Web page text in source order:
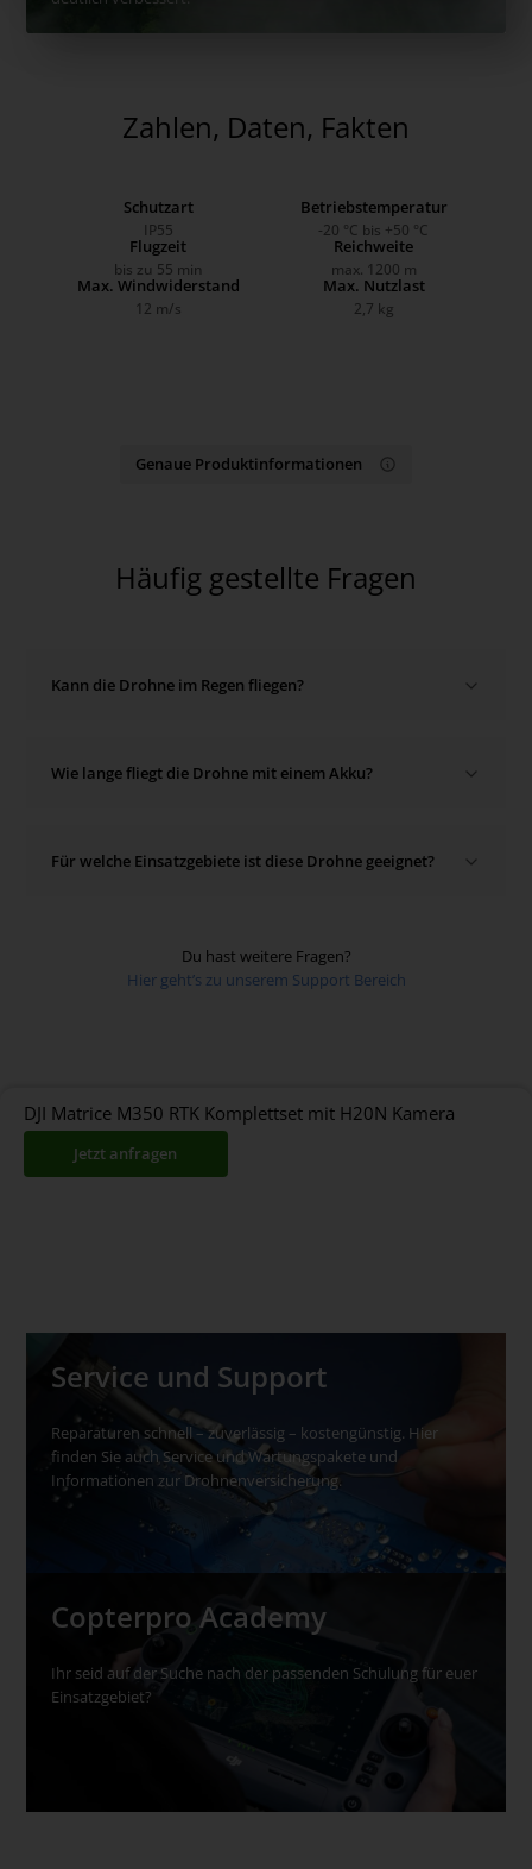
Zahlen, Daten, Fakten
Schutzart
IP55
Betriebstemperatur
-20 °C bis +50 °C
Flugzeit
bis zu 55 min
Reichweite
max. 1200 m
Max. Windwiderstand
12 m/s
Max. Nutzlast
2,7 kg
Genaue Produktinformationen
Häufig gestellte Fragen
Kann die Drohne im Regen fliegen?
und kann daher auch bei Regen fliegen.
Wie lange fliegt die Drohne mit einem Akku?
unterstützt den „Hot Swap“ Akkutausch.
Für welche Einsatzgebiete ist diese Drohne geeignet?
Öffentliche Sicherheit / BOS
Du hast weitere Fragen?
Hier geht’s zu unserem Support Bereich
DJI Matrice M350 RTK Komplettset mit H20N Kamera
Jetzt anfragen
Service und Support
Reparaturen schnell – zuverlässig – kostengünstig. Hier
finden Sie auch Service und Wartungspakete und
Informationen zur Drohnenversicherung.
Copterpro Academy
Ihr seid auf der Suche nach der passenden Schulung für euer
Einsatzgebiet?